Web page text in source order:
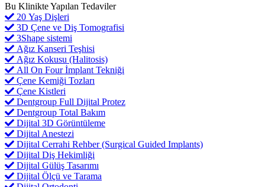
Bu Klinikte Yapılan Tedaviler
20 Yaş Dişleri
3D Çene ve Diş Tomografisi
3Shape sistemi
Ağız Kanseri Teşhisi
Ağız Kokusu (Halitosis)
All On Four İmplant Tekniği
Çene Kemiği Tozları
Çene Kistleri
Dentgroup Full Dijital Protez
Dentgroup Total Bakım
Dijital 3D Görüntüleme
Dijital Anestezi
Dijital Cerrahi Rehber (Surgical Guided Implants)
Dijital Diş Hekimliği
Dijital Gülüş Tasarımı
Dijital Ölçü ve Tarama